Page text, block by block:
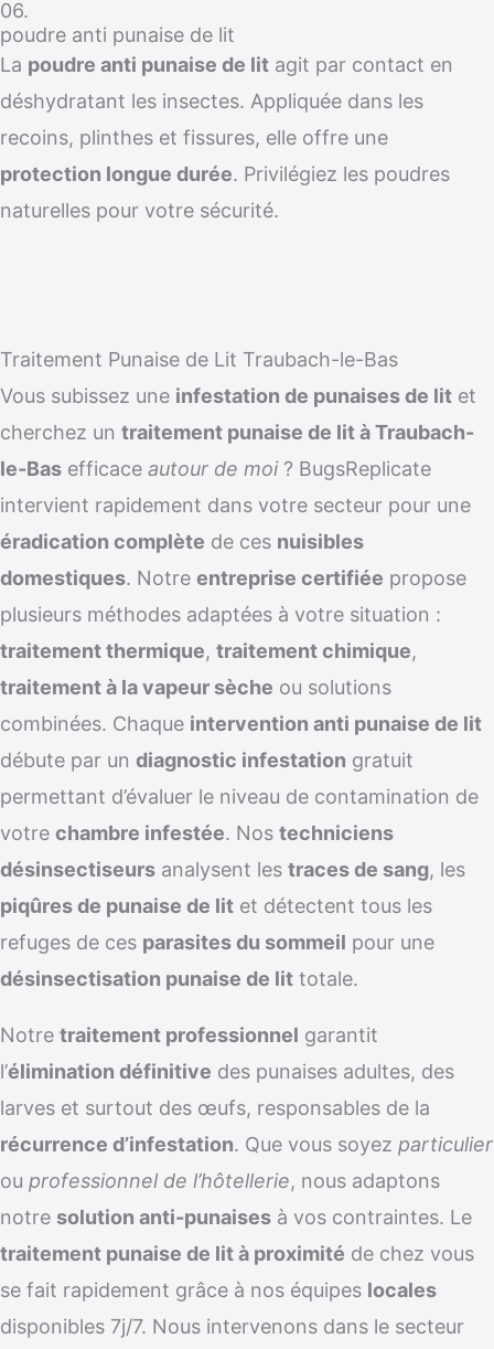
06.
poudre anti punaise de lit
La poudre anti punaise de lit agit par contact en
déshydratant les insectes. Appliquée dans les
recoins, plinthes et fissures, elle offre une
protection longue durée. Privilégiez les poudres
naturelles pour votre sécurité.
Traitement Punaise de Lit Traubach-le-Bas
Vous subissez une infestation de punaises de lit et
cherchez un traitement punaise de lit à Traubach-
le-Bas efficace autour de moi? BugsReplicate
intervient rapidement dans votre secteur pour une
éradication complète de ces nuisibles
domestiques. Notre entreprise certifiée propose
plusieurs méthodes adaptées à votre situation :
traitement thermique, traitement chimique,
traitement à la vapeur sèche ou solutions
combinées. Chaque intervention anti punaise de lit
débute par un diagnostic infestation gratuit
permettant d’évaluer le niveau de contamination de
votre chambre infestée. Nos techniciens
désinsectiseurs analysent les traces de sang, les
piqûres de punaise de lit et détectent tous les
refuges de ces parasites du sommeil pour une
désinsectisation punaise de lit totale.
Notre traitement professionnel garantit
l’élimination définitive des punaises adultes, des
larves et surtout des œufs, responsables de la
récurrence d’infestation. Que vous soyez particulier
ou professionnel de l’hôtellerie, nous adaptons
notre solution anti-punaises à vos contraintes. Le
traitement punaise de lit à proximité de chez vous
se fait rapidement grâce à nos équipes locales
disponibles 7j/7. Nous intervenons dans le secteur